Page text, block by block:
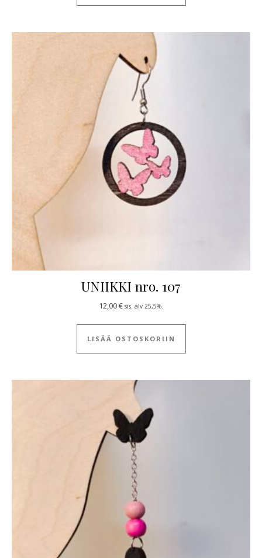
UNIIKKI nro. 107
12,00€ sis. alv 25,5%.
LISÄÄ OSTOSKORIIN